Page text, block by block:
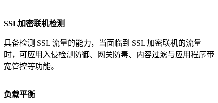
SSL加密联机检测
具备检测 SSL 流量的能力，当面临到 SSL 加密联机的流量
时，可应用入侵检测防御、网关防毒、内容过滤与应用程序带
宽管控等功能。
负载平衡